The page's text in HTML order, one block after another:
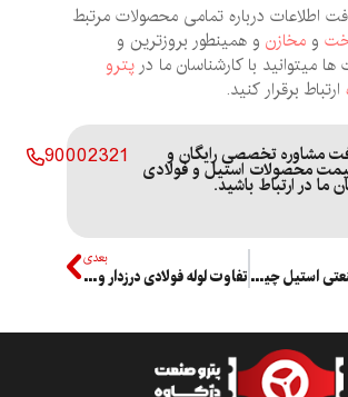
درباره تمامی محصولات مرتبط
مخازن و همینطور بروزترین و
با کارشناسان ما در پترو
برقرار کنید.
تخصصی رایگان و
استیل و فولادی
ارتباط باشید.
90002321
شیرآلات صنعتی استیل چیست؟ تفاوت لوله فولادی درزدار و بدون‌درز چیست؟